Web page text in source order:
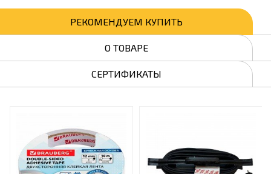
РЕКОМЕНДУЕМ КУПИТЬ
О ТОВАРЕ
СЕРТИФИКАТЫ